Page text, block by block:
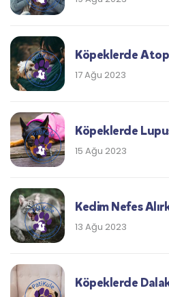
Köpeklerde
17 Ağu 2023
Köpeklerde
15 Ağu 2023
Kedim Nefes
13 Ağu 2023
Köpeklerde